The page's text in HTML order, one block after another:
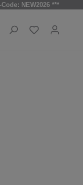
NEW2026 ***